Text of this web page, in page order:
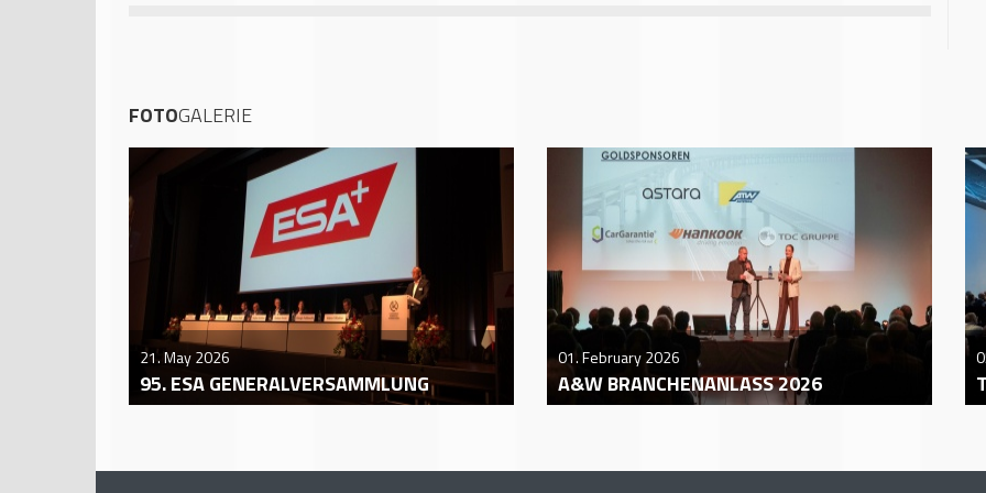
FOTOGALERIE
21. May 2026
95. ESA GENERALVERSAMMLUNG
01. February 2026
A&W BRANCHENANLASS 2026